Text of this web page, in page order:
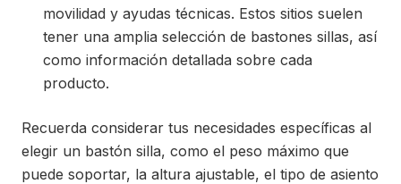
movilidad y ayudas técnicas. Estos sitios suelen
tener una amplia selección de bastones sillas, así
como información detallada sobre cada
producto.
Recuerda considerar tus necesidades específicas al
elegir un bastón silla, como el peso máximo que
puede soportar, la altura ajustable, el tipo de asiento